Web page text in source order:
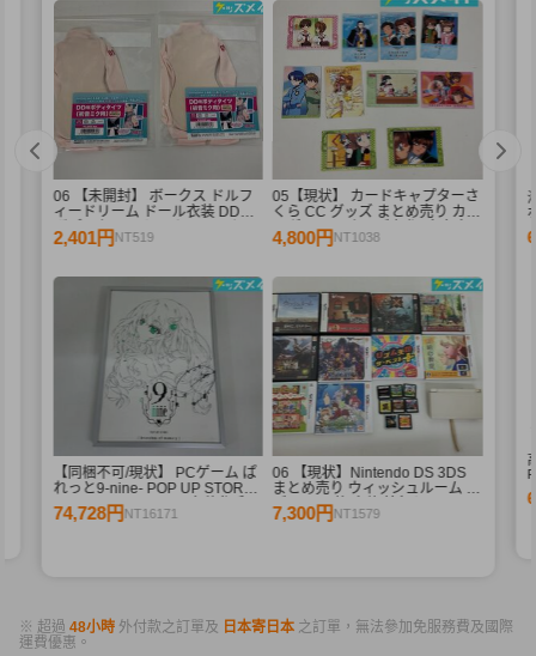
06 【未開封】 ボークス ドルフ
ィードリーム ドール衣装 DD用
ボディタイツ セミホワイトカラ
ー 初音ミク 2点 A /ドール
2,401円NT519
05【現状】 カードキャプターさ
くら CC グッズ まとめ売り カー
ドダス マスターズ 初版 木之本
桜 少狼 他
4,800円NT1038
【同梱不可/現状】 PCゲーム ぱ
れっと9-nine- POP UP STORE
branches of memory 九條都 和
泉つばす 直筆サイン入り プリモ
74,728円NT16171
06 【現状】Nintendo DS 3DS
まとめ売り ウィッシュルーム リ
ズム天国 他 本体 箱無しソフト
7,300円NT1579
※ 超過 48小時 外付款之訂單及 日本寄日本 之訂單，無法參加免服務費及國際
運費優惠。